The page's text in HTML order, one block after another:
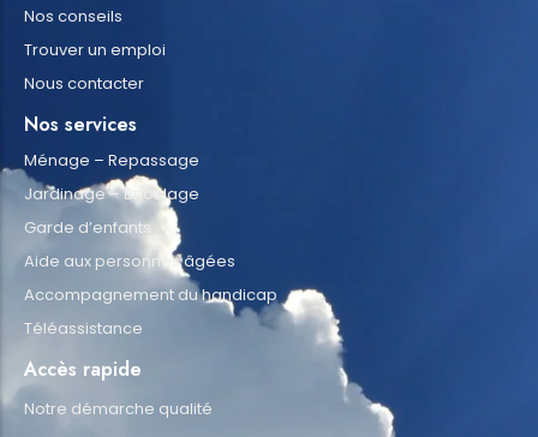
Nos conseils
Trouver un emploi
Nous contacter
Nos services
Ménage – Repassage
Jardinage – Bricolage
Garde d’enfants
Aide aux personnes âgées
Accompagnement du handicap
Téléassistance
Accès rapide
Notre démarche qualité